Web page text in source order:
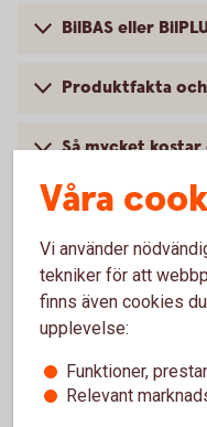
BilBAS eller
Produktfakta
Så mycket
Vanliga
Hyundai
Trafik, hel och
försäkringarna?
Våra
Vi använder
tekniker för att
finns även cookies
upplevelse:
Funktioner,
Relevant